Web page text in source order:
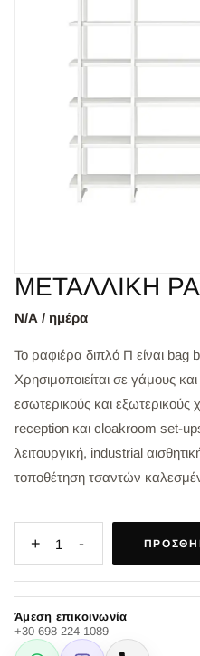
ΜΕΤΑΛΛΙΚΗ
Ν/Α / ημέρα
Το ραφιέρα διπλό Π είναι bag
Χρησιμοποιείται σε γάμους
εσωτερικούς και
reception και cloakroom set-
λειτουργική, industrial
τοποθέτηση τσαντών
+ 1 -
Άμεση επικοινωνία
+30 698 224 1089